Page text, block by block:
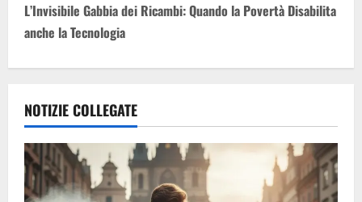
L’Invisibile Gabbia dei Ricambi: Quando la Povertà Disabilita
anche la Tecnologia
NOTIZIE COLLEGATE